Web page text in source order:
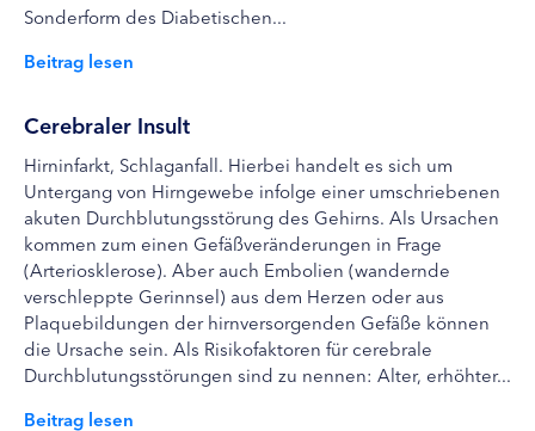
Sonderform des Diabetischen...
Beitrag lesen
Cerebraler Insult
Hirninfarkt, Schlaganfall. Hierbei handelt es sich um
Untergang von Hirngewebe infolge einer umschriebenen
akuten Durchblutungsstörung des Gehirns. Als Ursachen
kommen zum einen Gefäßveränderungen in Frage
(Arteriosklerose). Aber auch Embolien (wandernde
verschleppte Gerinnsel) aus dem Herzen oder aus
Plaquebildungen der hirnversorgenden Gefäße können
die Ursache sein. Als Risikofaktoren für cerebrale
Durchblutungsstörungen sind zu nennen: Alter, erhöhter...
Beitrag lesen